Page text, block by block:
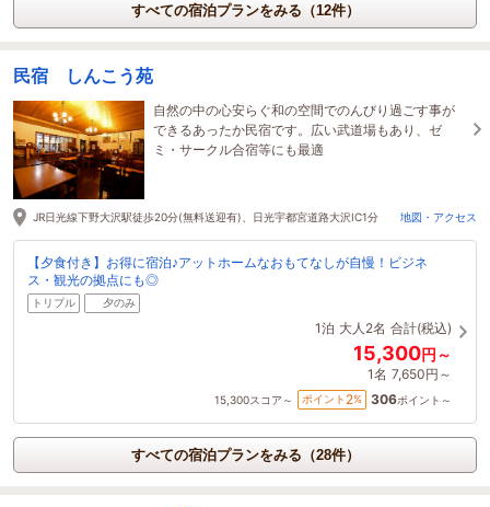
すべての宿泊プランをみる（12件）
民宿 しんこう苑
自然の中の心安らぐ和の空間でのんびり過ごす事が
できるあったか民宿です。広い武道場もあり、ゼ
ミ・サークル合宿等にも最適
JR日光線下野大沢駅徒歩20分(無料送迎有)、日光宇都宮道路大沢IC1分 地図・アクセス
【夕食付き】お得に宿泊♪アットホームなおもてなしが自慢！ビジネ
ス・観光の拠点にも◎
トリプル 夕のみ
1泊 大人2名 合計(税込)
15,300円～
1名 7,650円～
15,300スコア～ ポイント 2% 306ポイント～
すべての宿泊プランをみる（28件）